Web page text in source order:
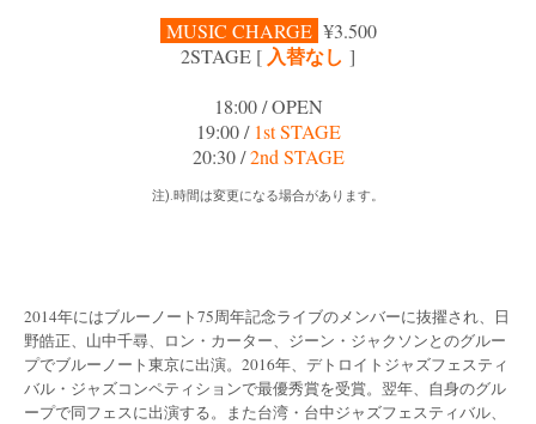
MUSIC CHARGE ¥3.500
2STAGE [ 入替なし ]
18:00 / OPEN
19:00 / 1st STAGE
20:30 /2nd STAGE
注).時間は変更になる場合があります。
2014年にはブルーノート75周年記念ライブのメンバーに抜擢され、日
野皓正、山中千尋、ロン・カーター、ジーン・ジャクソンとのグルー
プでブルーノート東京に出演。2016年、デトロイトジャズフェスティ
バル・ジャズコンペティションで最優秀賞を受賞。翌年、自身のグル
ープで同フェスに出演する。また台湾・台中ジャズフェスティバル、